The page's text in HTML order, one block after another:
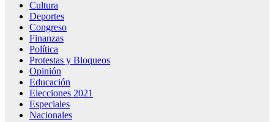
Cultura
Deportes
Congreso
Finanzas
Política
Protestas y Bloqueos
Opinión
Educación
Elecciones 2021
Especiales
Nacionales